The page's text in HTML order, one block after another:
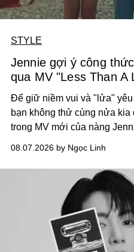
STYLE
Jennie gợi ý công
qua MV "Less Than A
Để giữ niềm vui và "lửa"
bạn không thử cùng nửa
trong MV mới của nàng
08.07.2026 by Ngọc Linh